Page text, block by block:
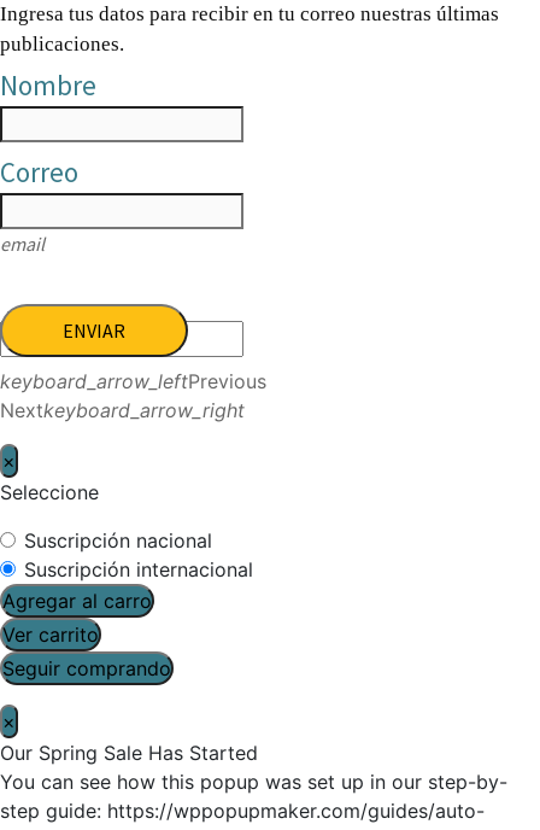
Ingresa tus datos para recibir en tu correo nuestras últimas
publicaciones.
Nombre
Correo
email
ENVIAR
keyboard_arrow_leftPrevious
Nextkeyboard_arrow_right
×
Seleccione
Suscripción nacional
Suscripción internacional
Agregar al carro
Ver carrito
Seguir comprando
×
Our Spring Sale Has Started
You can see how this popup was set up in our step-by-
step guide: https://wppopupmaker.com/guides/auto-